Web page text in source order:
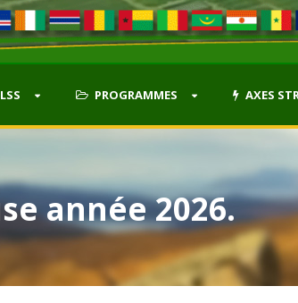
PROGRAMMES AXES
année 2026.